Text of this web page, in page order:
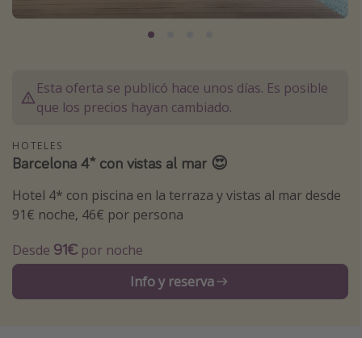
Marruecos
Tailandia
Albania
Inspiración para viajes
Glamping
Viajar sola como mujer
Esta oferta se publicó hace unos días. Es posible
que los precios hayan cambiado.
HOTELES
Barcelona 4* con vistas al mar 😍
Hotel 4* con piscina en la terraza y vistas al mar desde
91€ noche, 46€ por persona
Desde 91€ por noche
Info y reserva